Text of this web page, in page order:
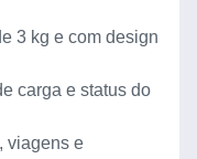
3 kg e com design
carga e status do
viagens e